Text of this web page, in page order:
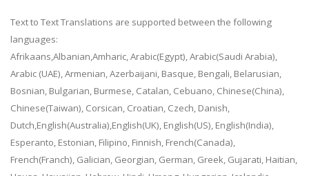
Text to Text Translations are supported between the following
languages:
Afrikaans,Albanian,Amharic, Arabic(Egypt), Arabic(Saudi Arabia),
Arabic (UAE), Armenian, Azerbaijani, Basque, Bengali, Belarusian,
Bosnian, Bulgarian, Burmese, Catalan, Cebuano, Chinese(China),
Chinese(Taiwan), Corsican, Croatian, Czech, Danish,
Dutch,English(Australia),English(UK), English(US), English(India),
Esperanto, Estonian, Filipino, Finnish, French(Canada),
French(Franch), Galician, Georgian, German, Greek, Gujarati, Haitian,